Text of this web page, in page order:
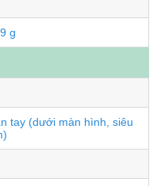
g
tay (dưới màn hình, siêu